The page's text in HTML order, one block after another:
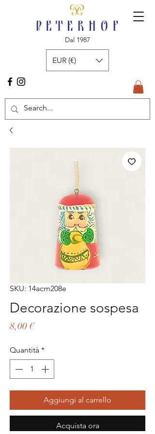
Dal 1987
EUR (€)
SKU: 14acrn208e
Decorazione sospesa
8,00 €Prezzo
Quantità *
Aggiungi al carrello
Acquista ora